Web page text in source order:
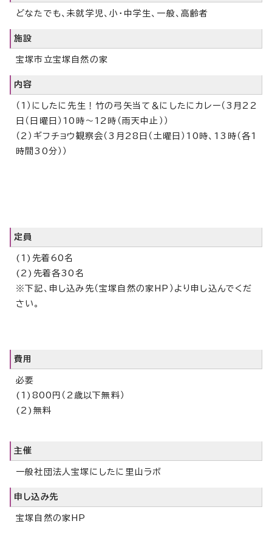
どなたでも、未就学児、小・中学生、一般、高齢者
施設
宝塚市立宝塚自然の家
内容
（1）にしたに先生！竹の弓矢当て＆にしたにカレー（3月22
日（日曜日）10時～12時（雨天中止））
（2）ギフチョウ観察会（3月28日（土曜日）10時、13時（各1
時間30分））
定員
(1)先着60名
(2)先着各30名
※下記、申し込み先（宝塚自然の家HP）より申し込んでくだ
さい。
費用
必要
(1)800円（2歳以下無料）
(2)無料
主催
一般社団法人宝塚にしたに里山ラボ
申し込み先
宝塚自然の家HP